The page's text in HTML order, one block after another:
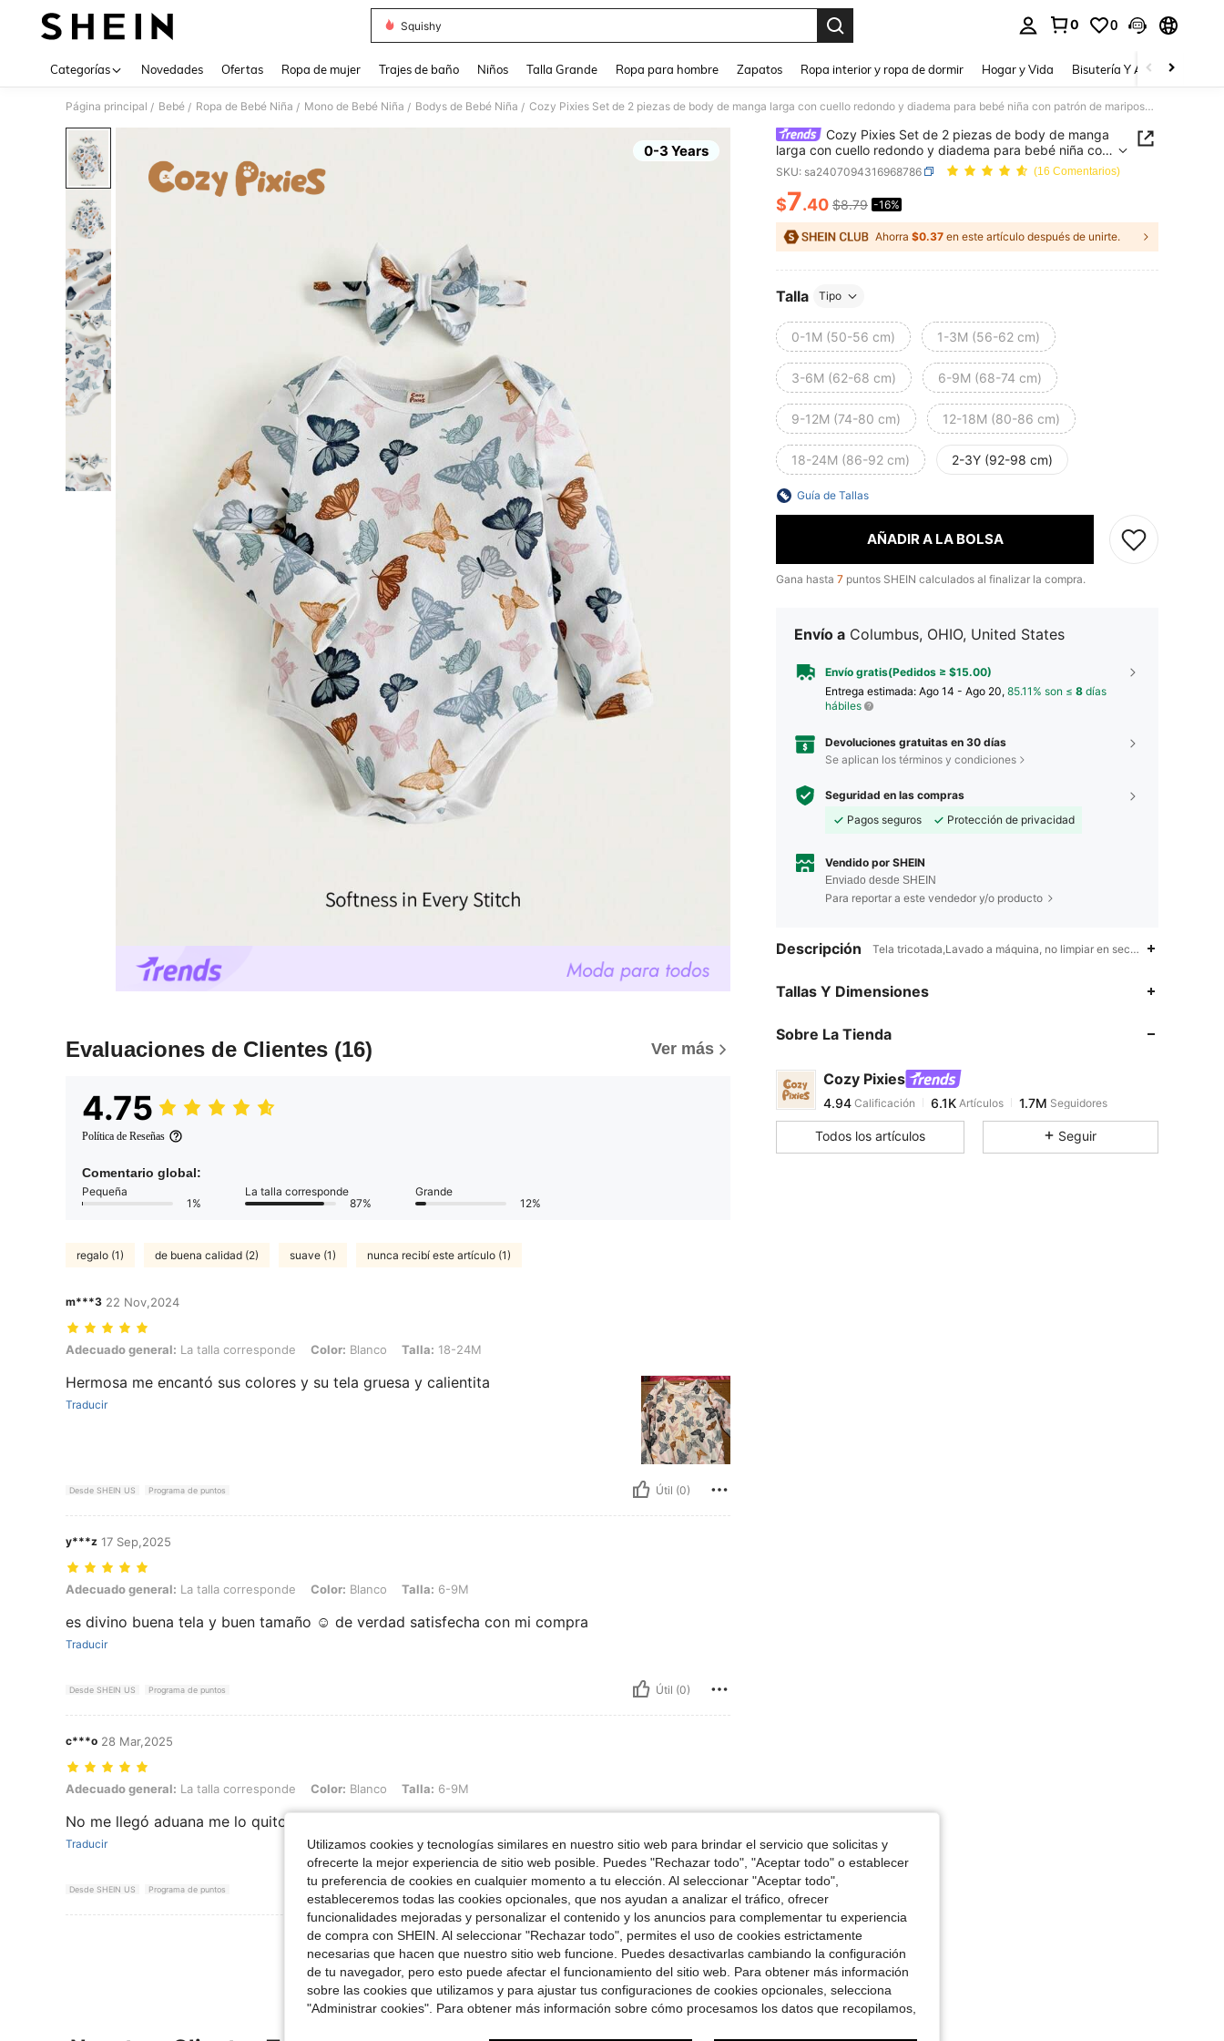
Squishy
0 0
Categorías Novedades Ofertas Ropa de mujer Trajes de baño Niños Talla Grande Ropa para hombre Zapatos Ropa interior y ropa de dormir Hogar y Vida Bisutería Y Accesorios
Página principal / Bebé / Ropa de Bebé Niña / Mono de Bebé Niña / Bodys de Bebé Niña / Cozy Pixies Set de 2 piezas de body de manga larga con cuello redondo y diadema para bebé niña con patrón de mariposa colorido tejido suave
0-3 Years
Evaluaciones de Clientes (16) Ver más
4.75
Política de Reseñas
Comentario global:
Pequeña
1%
La talla corresponde
87%
Grande
12%
regalo (1) de buena calidad (2) suave (1) nunca recibí este artículo (1)
m***3 22 Nov,2024
Adecuado general: La talla corresponde, Color: Blanco, Talla: 18-24M
Adecuado general: La talla corresponde Color: Blanco Talla: 18-24M
Hermosa me encantó sus colores y su tela gruesa y calientita
Traducir
Desde SHEIN US Programa de puntos Útil (0)
y***z 17 Sep,2025
Adecuado general: La talla corresponde, Color: Blanco, Talla: 6-9M
Adecuado general: La talla corresponde Color: Blanco Talla: 6-9M
es divino buena tela y buen tamaño ☺️ de verdad satisfecha con mi compra
Traducir
Desde SHEIN US Programa de puntos Útil (0)
c***o 28 Mar,2025
Adecuado general: La talla corresponde, Color: Blanco, Talla: 6-9M
Adecuado general: La talla corresponde Color: Blanco Talla: 6-9M
No me llegó aduana me lo quito 😔😔😔
Traducir
Desde SHEIN US Programa de puntos Útil (0)
Ver Más Reseñas
Cozy Pixies Set de 2 piezas de body de manga
larga con cuello redondo y diadema para bebé niña con
patrón de mariposa colorido tejido suave
SKU: sa2407094316968786 (16 Comentarios)
PRICE AND AVAILABILITY
$7.40 $8.79 -16%
Ahorra $0.37 en este artículo después de unirte.
Talla Tipo
0-1M (50-56 cm) 1-3M (56-62 cm)
3-6M (62-68 cm) 6-9M (68-74 cm)
9-12M (74-80 cm) 12-18M (80-86 cm)
18-24M (86-92 cm) 2-3Y (92-98 cm)
Guía de Tallas
AÑADIR A LA BOLSA
Gana hasta 7 puntos SHEIN calculados al finalizar la compra.
Envío a Columbus, OHIO, United States
Envío gratis(Pedidos ≥ $15.00)
Entrega estimada: Ago 14 - Ago 20, 85.11% son ≤ 8 días
hábiles
Devoluciones gratuitas en 30 días
Se aplican los términos y condiciones
Seguridad en las compras
Pagos seguros
Protección de privacidad
Vendido por SHEIN
Enviado desde SHEIN
Para reportar a este vendedor y/o producto
Descripción Tela tricotada,Lavado a máquina, no limpiar en seco, lavar con un
Tallas Y Dimensiones
Sobre La Tienda
Cozy Pixies
4.94
4.94Calificación 6.1KArtículos
a***0pagó Hace 14 horas
4.94
Todos los artículos Seguir
Utilizamos cookies y tecnologías similares en nuestro sitio web para brindar el servicio que solicitas y
ofrecerte la mejor experiencia de sitio web posible. Puedes "Rechazar todo", "Aceptar todo" o establecer
tu preferencia de cookies en cualquier momento a tu elección. Al seleccionar "Aceptar todo",
estableceremos todas las cookies opcionales, que nos ayudan a analizar el tráfico, ofrecer
funcionalidades mejoradas y personalizar el contenido y los anuncios para complementar tu experiencia
de compra con SHEIN. Al seleccionar "Rechazar todo", permites el uso de cookies estrictamente
necesarias que hacen que nuestro sitio web funcione. Puedes desactivarlas cambiando la configuración
de tu navegador, pero esto puede afectar el funcionamiento del sitio web. Para obtener más información
sobre las cookies que utilizamos y para ajustar tus configuraciones de cookies opcionales, selecciona
"Administrar cookies". Para obtener más información sobre cómo procesamos los datos que recopilamos,